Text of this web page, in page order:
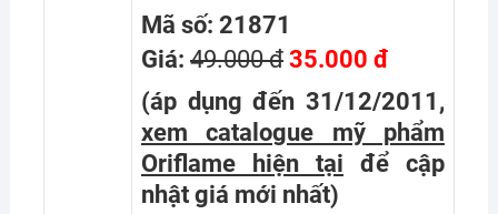
Mã số: 21871
Giá: 49.000 đ35.000 đ
(áp dụng đến 31/12/2011,
xem catalogue mỹ phẩm
Oriflame hiện tại
để cập
nhật giá mới nhất)